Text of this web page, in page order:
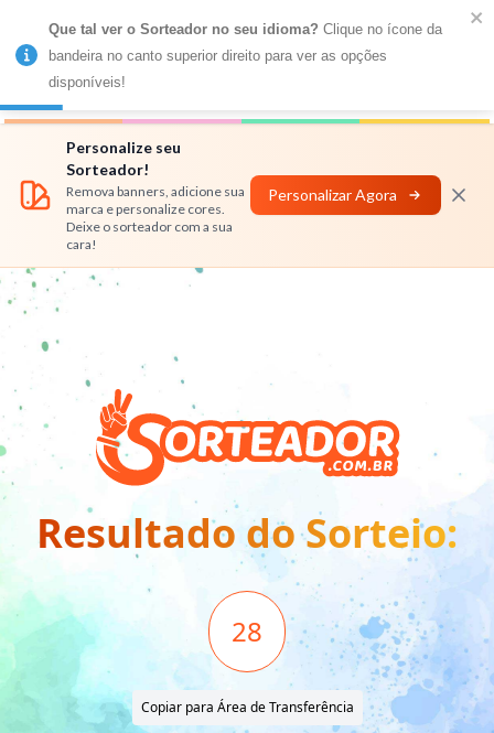
MENU
Números
Personalize seu
Sorteador!
Remova banners, adicione sua
marca e personalize cores.
Deixe o sorteador com a sua
cara!
Personalizar Agora
Resultado do Sorteio:
28
Copiar para Área de Transferência
Que tal ver o Sorteador no seu idioma? Clique no ícone da
bandeira no canto superior direito para ver as opções
disponíveis!